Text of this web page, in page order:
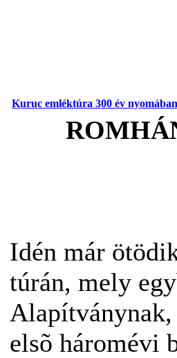
Kuruc emléktúra 300 év nyomában
Idén már
túrán, mely
Alapítványnak,
elsõ háromévi